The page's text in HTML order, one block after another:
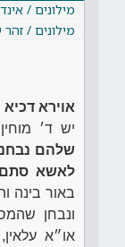
מילונים /
מילונים /
אוירא דכיא
יש ד׳
שלהם
לאשא סתם
באור בינה
ונבחן
או״א